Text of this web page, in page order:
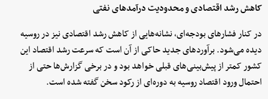
کاهش رشد اقتصادی و محدودیت درآمدهای نفتی
در کنار فشارهای بودجه‌ای، نشانه‌هایی از کاهش رشد اقتصادی نیز در روسیه
دیده می‌شود. برآوردهای جدید حاکی از آن است که سرعت رشد اقتصاد این
کشور کمتر از پیش‌بینی‌های قبلی خواهد بود و در برخی گزارش‌ها حتی از
احتمال ورود اقتصاد روسیه به دوره‌ای از رکود سخن گفته شده است.